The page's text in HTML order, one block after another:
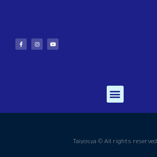
Taiyosya © All rights reserved